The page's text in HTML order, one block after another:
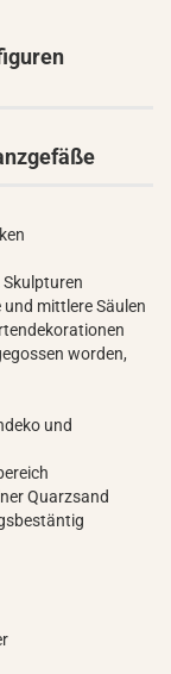
mittlere Säulen
worden,
und
Quarzsand